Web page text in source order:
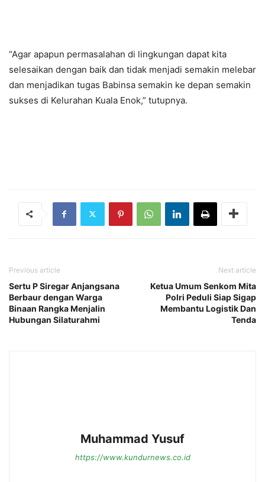
“Agar apapun permasalahan di lingkungan dapat kita
selesaikan dengan baik dan tidak menjadi semakin melebar
dan menjadikan tugas Babinsa semakin ke depan semakin
sukses di Kelurahan Kuala Enok,” tutupnya.
Previous article
Sertu P Siregar Anjangsana
Berbaur dengan Warga
Binaan Rangka Menjalin
Hubungan Silaturahmi
Next article
Ketua Umum Senkom Mita
Polri Peduli Siap Sigap
Membantu Logistik Dan
Tenda
Muhammad Yusuf
https://www.kundurnews.co.id